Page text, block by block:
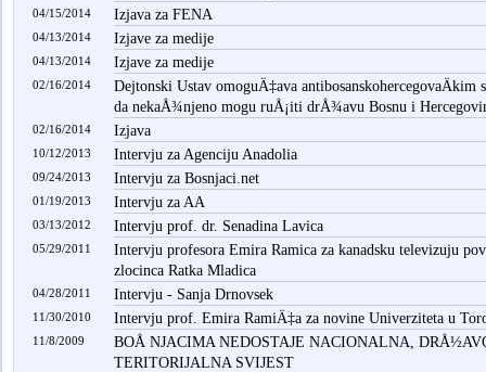
04/15/2014 Izjava za FENA
04/13/2014 Izjave za medije
04/13/2014 Izjave za medije
02/16/2014
Dejtonski Ustav omoguÄ‡ava antibosanskohercegovaÄkim
da nekaÅ¾njeno mogu ruÅ¡iti drÅ¾avu Bosnu i
02/16/2014 Izjava
10/12/2013 Intervju za Agenciju Anadolia
09/24/2013 Intervju za Bosnjaci.net
01/19/2013 Intervju za AA
03/13/2012 Intervju prof. dr. Senadina Lavica
05/29/2011
Intervju profesora Emira Ramica za kanadsku televizuju
zlocinca Ratka Mladica
04/28/2011 Intervju - Sanja Drnovsek
11/30/2010 Intervju prof. Emira RamiÄ‡a za novine Univerziteta u
11/8/2009
BOÅ NJACIMA NEDOSTAJE NACIONALNA,
TERITORIJALNA SVIJEST